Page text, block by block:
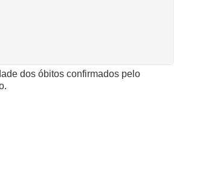
dos óbitos confirmados pelo